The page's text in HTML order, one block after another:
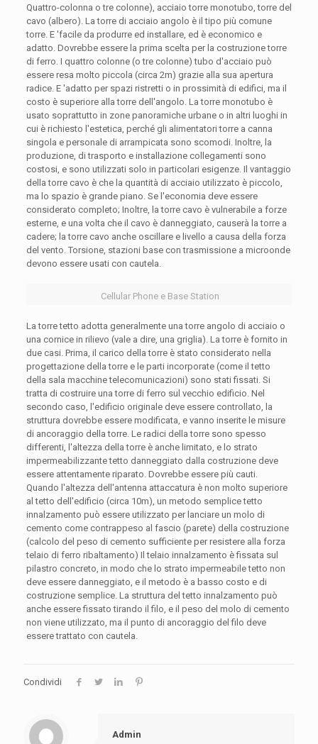
Quattro-colonna o tre colonne), acciaio torre monotubo, torre del
cavo (albero). La torre di acciaio angolo è il tipo più comune
torre. E 'facile da produrre ed installare, ed è economico e
adatto. Dovrebbe essere la prima scelta per la costruzione torre
di ferro. I quattro colonne (o tre colonne) tubo d'acciaio può
essere resa molto piccola (circa 2m) grazie alla sua apertura
radice. E 'adatto per spazi ristretti o in prossimità di edifici, ma il
costo è superiore alla torre dell'angolo. La torre monotubo è
usato soprattutto in zone panoramiche urbane o in altri luoghi in
cui è richiesto l'estetica, perché gli alimentatori torre a canna
singola e personale di arrampicata sono scomodi. Inoltre, la
produzione, di trasporto e installazione collegamenti sono
costosi, e sono utilizzati solo in particolari esigenze. Il vantaggio
della torre cavo è che la quantità di acciaio utilizzato è piccolo,
ma lo spazio è grande piano. Se l'economia deve essere
considerato completo; Inoltre, la torre cavo è vulnerabile a forze
esterne, e una volta che il cavo è danneggiato, causerà la torre a
cadere; la torre cavo anche oscillare e livello a causa della forza
del vento. Torsione, stazioni base con trasmissione a microonde
devono essere usati con cautela.
Cellular Phone e Base Station
La torre tetto adotta generalmente una torre angolo di acciaio o
una cornice in rilievo (vale a dire, una griglia). La torre è fornito in
due casi. Prima, il carico della torre è stato considerato nella
progettazione della torre e le parti incorporate (come il tetto
della sala macchine telecomunicazioni) sono stati fissati. Si
tratta di costruire una torre di ferro sul vecchio edificio. Nel
secondo caso, l'edificio originale deve essere controllato, la
struttura dovrebbe essere modificata, e vanno inserite le misure
di ancoraggio della torre. Le radici della torre sono spesso
differenti, l'altezza della torre è anche limitato, e lo strato
impermeabilizzante tetto danneggiato dalla costruzione deve
essere attentamente riparato. Dovrebbe essere più cauti.
Quando l'altezza dell'antenna attaccatura è non molto superiore
al tetto dell'edificio (circa 10m), un metodo semplice tetto
innalzamento può essere utilizzato per lanciare un molo di
cemento come contrappeso al fascio (parete) della costruzione
(calcolo del peso di cemento sufficiente per resistere alla forza
telaio di ferro ribaltamento) Il telaio innalzamento è fissata sul
pilastro concreto, in modo che lo strato impermeabile tetto non
deve essere danneggiato, e il metodo è a basso costo e di
costruzione semplice. La struttura del tetto innalzamento può
anche essere fissato tirando il filo, e il peso del molo di cemento
non viene utilizzato, ma il punto di ancoraggio del filo deve
essere trattato con cautela.
Condividi
Admin